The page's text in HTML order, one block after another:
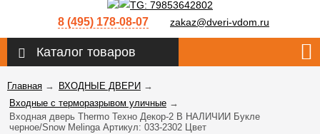
8 (495) 178-08-07 zakaz@dveri-vdom.ru
Каталог товаров
Главная → ВХОДНЫЕ ДВЕРИ →
Входные с терморазрывом уличные →
Входная дверь Thermo Техно Декор-2 В НАЛИЧИИ Букле
черное/Snow Melinga Артикул: 033-2302 Цвет